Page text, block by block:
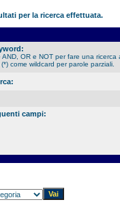
per la ricerca effettuata.
AND, OR e NOT per fare una ricerca
come wildcard per parole parziali.
campi: